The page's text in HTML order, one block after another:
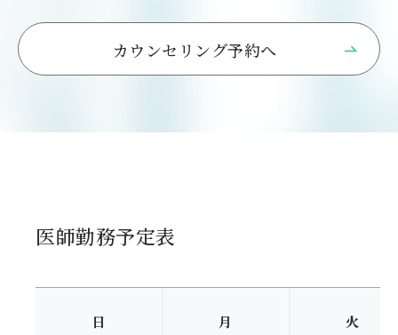
カウンセリング予約へ
医師勤務予定表
日 月 火